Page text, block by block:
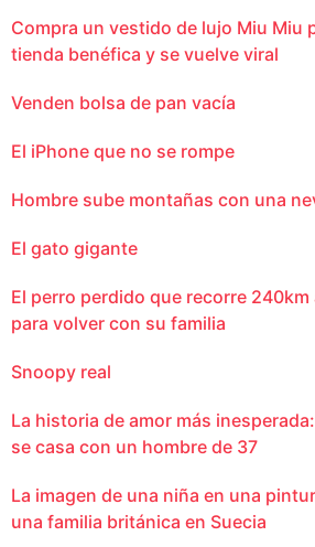
Compra un vestido de lujo Miu Miu
tienda benéfica y se vuelve viral
Venden bolsa de pan vacía
El iPhone que no se rompe
Hombre sube montañas con una
El gato gigante
El perro perdido que recorre 240km
para volver con su familia
Snoopy real
La historia de amor más
se casa con un hombre de 37
La imagen de una niña en una
una familia británica en Suecia